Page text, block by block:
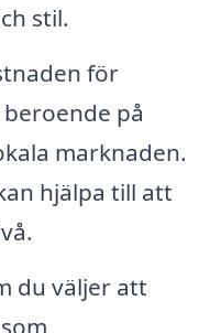
stil.
för
på
marknaden.
hjälpa till att
du väljer att